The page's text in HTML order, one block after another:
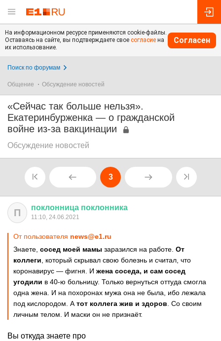
На информационном ресурсе применяются cookie-файлы.
Оставаясь на сайте, вы подтверждаете свое согласие на
их использование.
Согласен
Поиск по форумам
Общение Обсуждение новостей
«Сейчас так больше нельзя».
Екатеринбурженка — о гражданской
войне из-за вакцинации
Обсуждение новостей
3
П поклонница поклонника
11:10, 24.06.2021
От пользователя news@e1.ru
Знаете, сосед моей мамы заразился на работе. От
коллеги , который скрывал свою болезнь и считал, что
коронавирус — фигня. И жена соседа, и сам сосед
угодили в 40-ю больницу. Только вернуться оттуда смогла
одна жена. И на похоронах мужа она не была, ибо лежала
под кислородом. А тот коллега жив и здоров . Со своим
личным телом. И маски он не признаёт.
Вы откуда знаете про